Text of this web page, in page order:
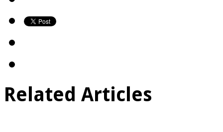
Related Articles